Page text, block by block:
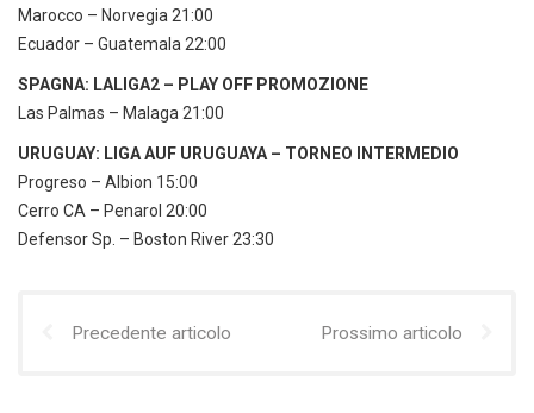
Marocco – Norvegia 21:00
Ecuador – Guatemala 22:00
SPAGNA: LALIGA2 – PLAY OFF PROMOZIONE
Las Palmas – Malaga 21:00
URUGUAY: LIGA AUF URUGUAYA – TORNEO INTERMEDIO
Progreso – Albion 15:00
Cerro CA – Penarol 20:00
Defensor Sp. – Boston River 23:30
Precedente articolo Prossimo articolo